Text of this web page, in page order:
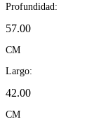
Profundidad:
57.00
CM
Largo:
42.00
CM